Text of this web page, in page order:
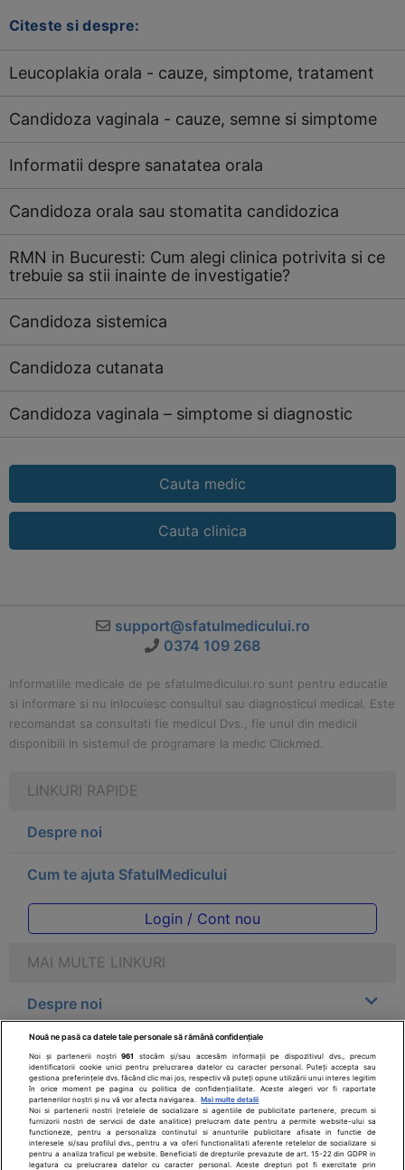
Citeste si despre:
Leucoplakia orala - cauze, simptome, tratament
Candidoza vaginala - cauze, semne si simptome
Informatii despre sanatatea orala
Candidoza orala sau stomatita candidozica
RMN in Bucuresti: Cum alegi clinica potrivita si ce
trebuie sa stii inainte de investigatie?
Candidoza sistemica
Candidoza cutanata
Candidoza vaginala – simptome si diagnostic
Cauta medic
Cauta clinica
support@sfatulmedicului.ro
0374 109 268
Informatiile medicale de pe sfatulmedicului.ro sunt pentru educatie
si informare si nu inlocuiesc consultul sau diagnosticul medical. Este
recomandat sa consultati fie medicul Dvs., fie unul din medicii
disponibili in sistemul de programare la medic Clickmed.
LINKURI RAPIDE
Despre noi
Cum te ajuta SfatulMedicului
Login / Cont nou
MAI MULTE LINKURI
Despre noi
Legal
Drepturile consumatorului
Parteneri
Nouă ne pasă ca datele tale personale să rămână confidențiale
Noi și partenerii noștri961
stocăm și/sau accesăm informații pe dispozitivul dvs., precum
identificatorii cookie unici pentru prelucrarea datelor cu caracter personal. Puteți accepta sau
gestiona preferințele dvs. făcând clic mai jos, respectiv vă puteți opune utilizării unui interes legitim
în orice moment pe pagina cu politica de confidențialitate. Aceste alegeri vor fi raportate
partenerilor noștri și nu vă vor afecta navigarea.
Mai multe detalii
Noi si partenerii nostri (retelele de socializare si agentiile de publicitate partenere, precum si
furnizorii nostri de servicii de date analitice) prelucram date pentru a permite website-ului sa
functioneze, pentru a personaliza continutul si anunturile publicitare afisate in functie de
interesele si/sau profilul dvs., pentru a va oferi functionalitati aferente retelelor de socializare si
pentru a analiza traficul pe website. Beneficiati de drepturile prevazute de art. 15-22 din GDPR in
legatura cu prelucrarea datelor cu caracter personal. Aceste drepturi pot fi exercitate prin